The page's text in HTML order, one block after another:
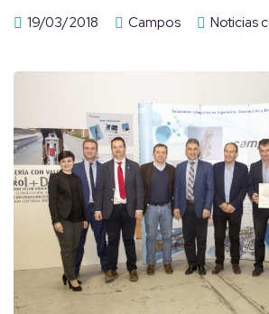
19/03/2018 Campos Noticias